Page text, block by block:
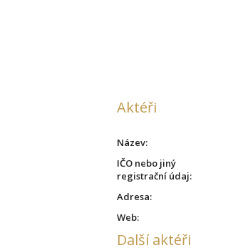
Aktéři
Název:
IČO nebo jiný
registrační údaj:
Adresa:
Web:
Další aktéři